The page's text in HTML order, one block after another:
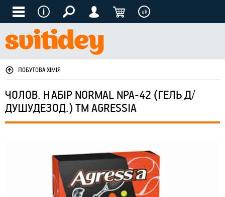
uk
ПОБУТОВА ХІМІЯ
ЧОЛОВ. НАБІР NORMAL NPA-42 (ГЕЛЬ Д/
ДУШУДЕЗОД.) ТМ AGRESSIA